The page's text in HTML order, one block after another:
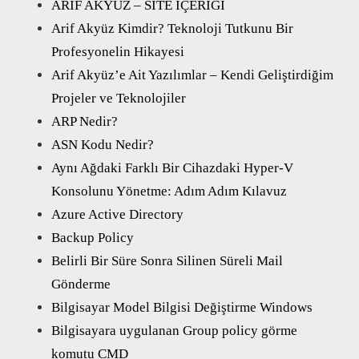
ARİF AKYÜZ – SİTE İÇERİĞİ
Arif Akyüz Kimdir? Teknoloji Tutkunu Bir
Profesyonelin Hikayesi
Arif Akyüz’e Ait Yazılımlar – Kendi Geliştirdiğim
Projeler ve Teknolojiler
ARP Nedir?
ASN Kodu Nedir?
Aynı Ağdaki Farklı Bir Cihazdaki Hyper-V
Konsolunu Yönetme: Adım Adım Kılavuz
Azure Active Directory
Backup Policy
Belirli Bir Süre Sonra Silinen Süreli Mail
Gönderme
Bilgisayar Model Bilgisi Değiştirme Windows
Bilgisayara uygulanan Group policy görme
komutu CMD